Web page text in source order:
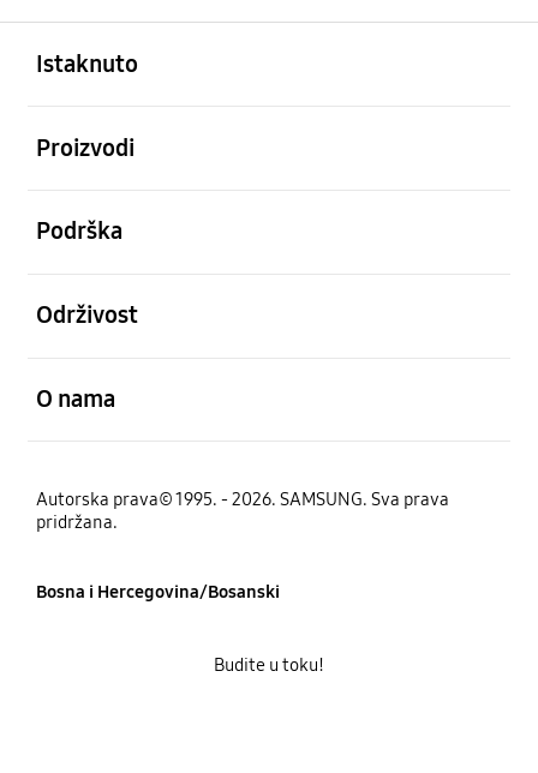
Istaknuto
Proizvodi
Podrška
Održivost
O nama
Autorska prava© 1995. - 2026. SAMSUNG. Sva prava
pridržana.
Bosna i Hercegovina/Bosanski
Budite u toku!